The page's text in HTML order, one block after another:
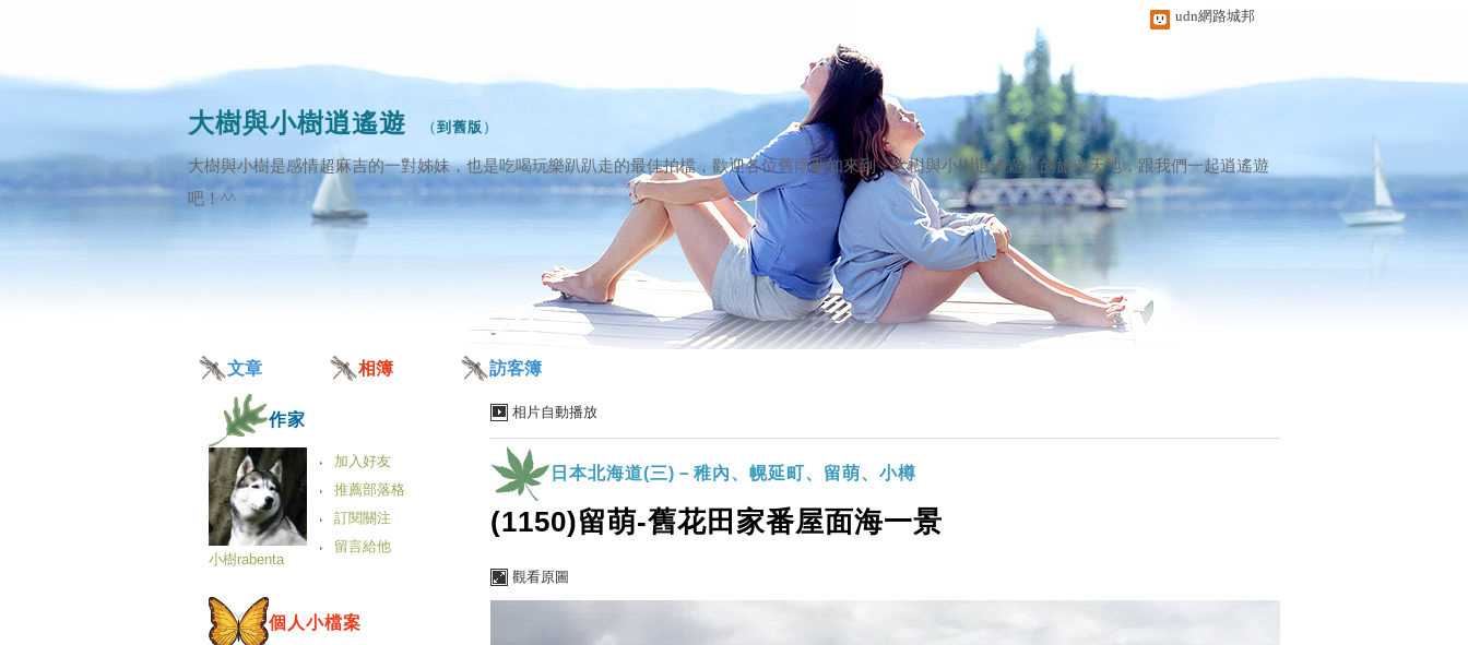
udn網路城邦
大樹與小樹逍遙遊 （到舊版 ）
大樹與小樹是感情超麻吉的一對姊妹，也是吃喝玩樂趴趴走的最佳拍檔，歡迎各位舊雨新知來到「大樹與小樹逍遙遊」的旅遊天地，跟我們一起逍遙遊
吧！^^
文章 相簿 訪客簿
相片自動播放
日本北海道(三)－稚內、幌延町、留萌、小樽
(1150)留萌-舊花田家番屋面海一景
觀看原圖
作家
加入好友
推薦部落格
訂閱關注
留言給他
小樹rabenta
個人小檔案